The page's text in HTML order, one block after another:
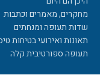
מחקרים, מאמרים וכתבות
שדות תעופה ומנחתים
תאונות ואירועי בטיחות
תעופה ספורטיבית קלה